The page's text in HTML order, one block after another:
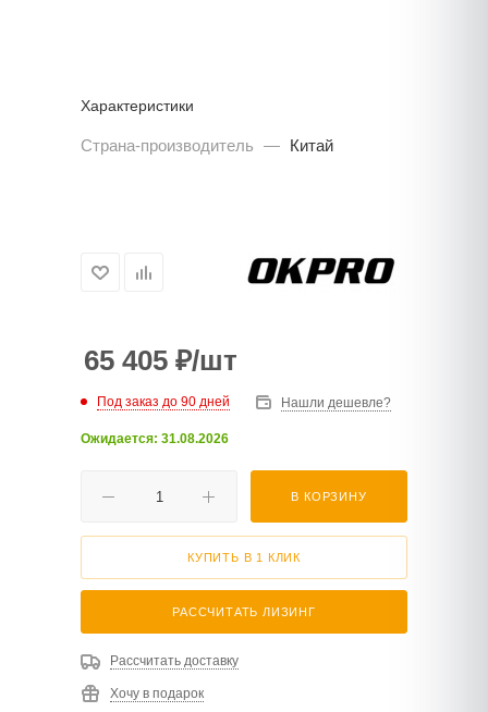
Характеристики
Страна-производитель — Китай
65 405 ₽/шт
Под заказ до 90 дней Нашли дешевле?
Ожидается: 31.08.2026
В КОРЗИНУ
КУПИТЬ В 1 КЛИК
РАССЧИТАТЬ ЛИЗИНГ
Рассчитать доставку
Хочу в подарок